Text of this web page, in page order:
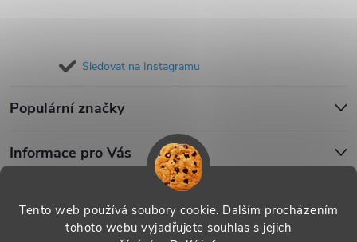
Tento web používá soubory cookie. Dalším procházením
tohoto webu vyjadřujete souhlas s jejich
Sledovat na Instagramu
Populární značky
Informace pro Vás